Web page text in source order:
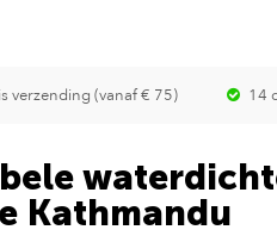
verzending (vanaf € 75) 14
Kathmandu